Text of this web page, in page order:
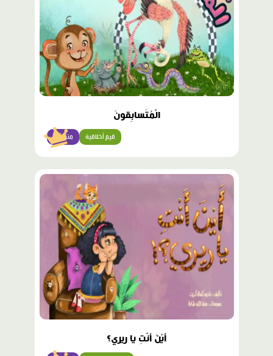
الْمُتَسابِقونَ
متوسّط قيم أخلاقية
محتوى
مميّز
أَيْنَ أَنْتِ يا ريري؟